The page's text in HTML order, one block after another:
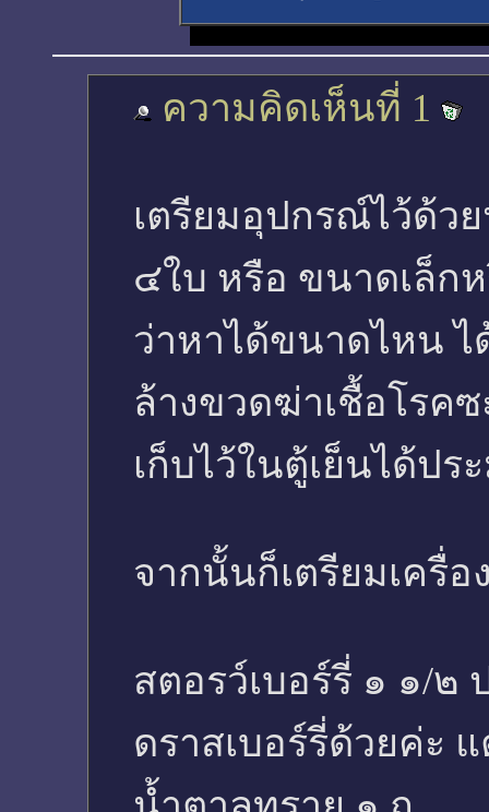
ความคิดเห็นที่ 1
เตรียมอุปกรณ์ไว้ด้
๔ใบ หรือ ขนาดเล็ก
ว่าหาได้ขนาดไหน ไ
ล้างขวดฆ่าเชื้อโรค
เก็บไว้ในตู้เย็นได้ป
จากนั้นก็เตรียมเครื่
สตอรว์เบอร์รี่ ๑ ๑/๒
ดราสเบอร์รี่ด้วยค่ะ